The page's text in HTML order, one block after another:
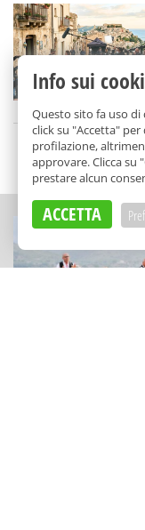
Info sui
Questo sito fa uso di
click su "Accetta"
profilazione,
approvare. Clicca su
prestare alcun
ACCETTA